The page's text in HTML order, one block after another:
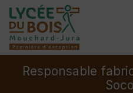
Responsable